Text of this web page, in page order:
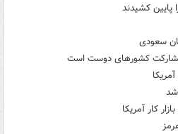
پایین کشیدند
سعودی
مشارکت کشورهای دوست است
شد
کار آمریکا